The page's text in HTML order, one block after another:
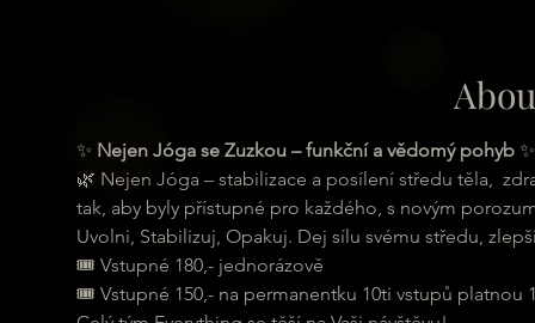
✨ Nejen Jóga se Zuzkou – funkční a vědomý pohyb ✨
🌿 Nejen Jóga – stabilizace a posílení středu těla,
tak, aby byly přístupné pro každého, s novým
Uvolni, Stabilizuj, Opakuj. Dej sílu svému středu,
🎟 Vstupné 180,- jednorázově
🎟 Vstupné 150,- na permanentku 10ti vstupů platnou